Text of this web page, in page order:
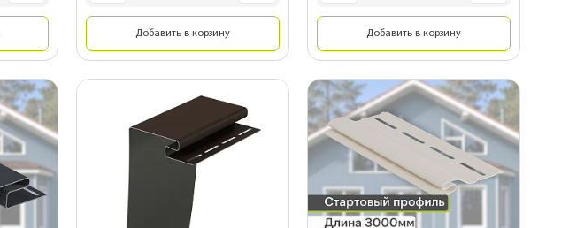
Добавить в корзину Добавить в корзину